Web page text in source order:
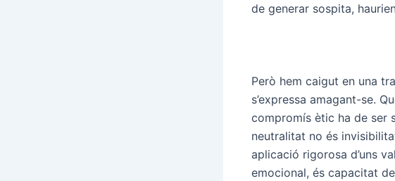
de generar sospita,
Però hem caigut en una
s’expressa amagant-se.
compromís ètic ha de ser
neutralitat no és
aplicació rigorosa d’uns
emocional, és capacitat